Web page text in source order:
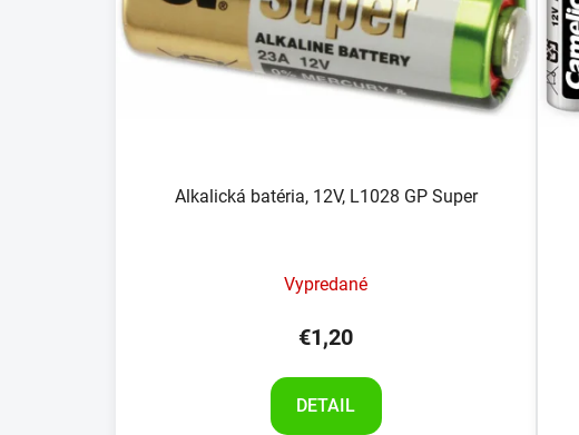
Alkalická batéria, 12V, L1028 GP Super
Vypredané
€1,20
DETAIL